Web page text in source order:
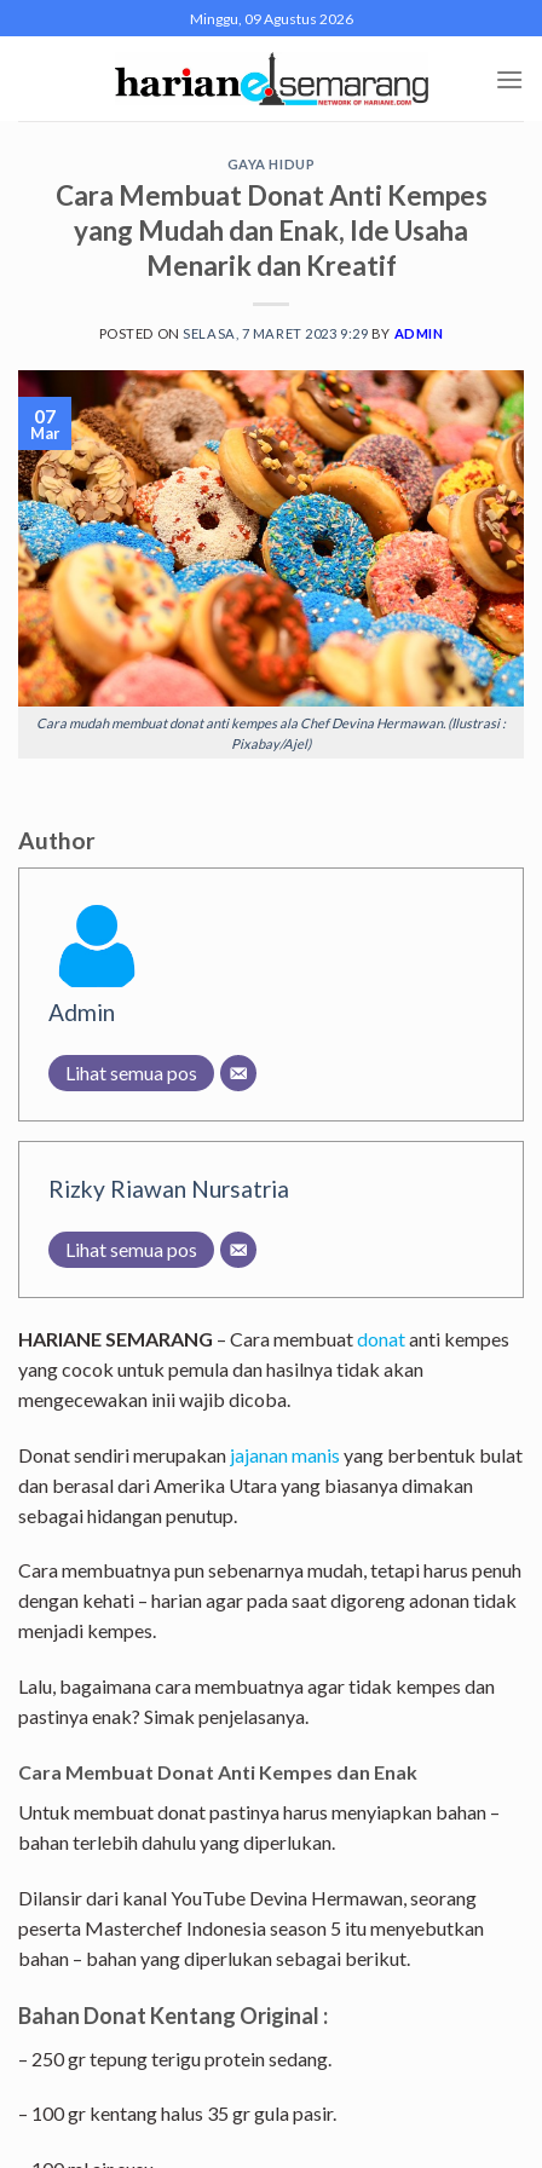
to
Minggu, 09 Agustus 2026
GAYA HIDUP
Cara Membuat Donat Anti Kempes
yang Mudah dan Enak, Ide Usaha
Menarik dan Kreatif
POSTED ON SELASA, 7 MARET 2023 9:29 BY ADMIN
Cara mudah membuat donat anti kempes ala Chef Devina Hermawan. (Ilustrasi :
Pixabay/Ajel)
07
Mar
Author
Admin
Lihat semua pos
Rizky Riawan Nursatria
Lihat semua pos
HARIANE SEMARANG – Cara membuatdonatanti kempes
yang cocok untuk pemula dan hasilnya tidak akan
mengecewakan inii wajib dicoba.
Donat sendiri merupakan jajanan manis yang berbentuk bulat
dan berasal dari Amerika Utara yang biasanya dimakan
sebagai hidangan penutup.
Cara membuatnya pun sebenarnya mudah, tetapi harus penuh
dengan kehati – harian agar pada saat digoreng adonan tidak
menjadi kempes.
Lalu, bagaimana cara membuatnya agar tidak kempes dan
pastinya enak? Simak penjelasanya.
Cara Membuat Donat Anti Kempes dan Enak
Untuk membuat donat pastinya harus menyiapkan bahan –
bahan terlebih dahulu yang diperlukan.
Dilansir dari kanal YouTube Devina Hermawan, seorang
peserta Masterchef Indonesia season 5 itu menyebutkan
bahan – bahan yang diperlukan sebagai berikut.
Bahan Donat Kentang Original :
– 250 gr tepung terigu protein sedang.
– 100 gr kentang halus 35 gr gula pasir.